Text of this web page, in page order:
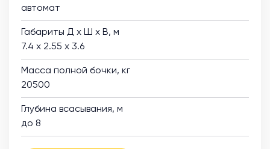
автомат
Габариты Д х Ш х В, м
7.4 х 2.55 х 3.6
Масса полной бочки, кг
20500
Глубина всасывания, м
до 8